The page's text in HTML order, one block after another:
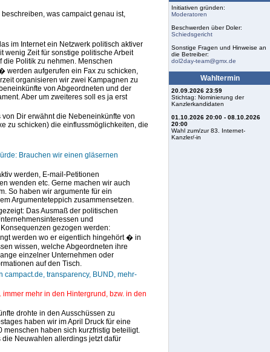
was campaict genau ist,
im Internet ein Netzwerk politisch aktiver
wenig Zeit für sonstige politische Arbeit
Politik zu nehmen. Menschen
werden aufgerufen ein Fax zu schicken,
organisieren wir zwei Kampagnen zu
von Abgeordneten und der
Aber um zweiteres soll es ja erst
Dir erwähnt die Nebeneinkünfte von
zu schicken) die einflussmöglichkeiten, die
Brauchen wir einen gläsernen
werden, E-mail-Petitionen
wenden etc. Gerne machen wir auch
So haben wir argumente für ein
Argumenteteppich zusammensetzen.
Das Ausmaß der politischen
und
gezogen werden:
werden wo er eigentlich hingehört � in
wissen, welche Abgeordneten ihre
einzelner Unternehmen oder
auf den Tisch.
transparency, BUND, mehr-
mehr in den Hintergrund, bzw. in den
drohte in den Ausschüssen zu
haben wir im April Druck für eine
haben sich kurzfristig beteiligt.
Neuwahlen allerdings jetzt dafür
Initiativen gründen:
Moderatoren
Beschwerden über Doler:
Schiedsgericht
Sonstige Fragen und Hinweise an
die Betreiber:
dol2day-team@gmx.de
Wahltermin
20.09.2026 23:59
Stichtag: Nominierung der
Kanzlerkandidaten
01.10.2026 20:00 - 08.10.2026
20:00
Wahl zum/zur 83. Internet-
Kanzler/-in